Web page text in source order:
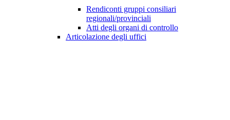
Rendiconti gruppi consiliari
regionali/provinciali
Atti degli organi di controllo
Articolazione degli uffici